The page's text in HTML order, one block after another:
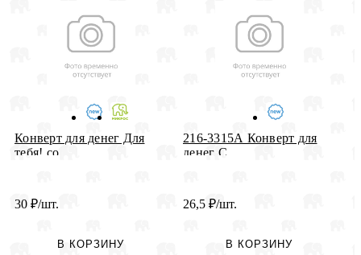
Конверт для денег Для
тебя! со...
30 ₽/шт.
В КОРЗИНУ
216-3315А Конверт для
денег С ...
26,5 ₽/шт.
В КОРЗИНУ